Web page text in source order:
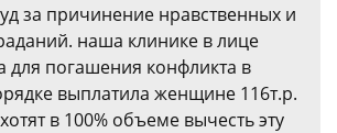
за причинение нравственных и
наша клинике в лице
для погашения конфликта в
выплатила женщине 116т.р.
в 100% объеме вычесть эту